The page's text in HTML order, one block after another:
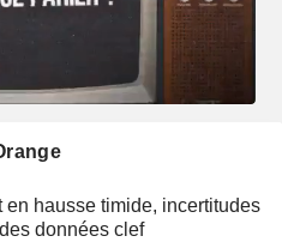
hausse timide, incertitudes
données clef